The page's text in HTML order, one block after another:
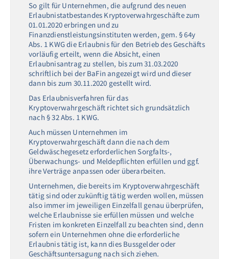
So gilt für Unternehmen, die aufgrund des neuen
Erlaubnistatbestandes Kryptoverwahrgeschäfte zum
01.01.2020 erbringen und zu
Finanzdienstleistungsinstituten werden, gem. § 64y
Abs. 1 KWG die Erlaubnis für den Betrieb des Geschäfts
vorläufig erteilt, wenn die Absicht, einen
Erlaubnisantrag zu stellen, bis zum 31.03.2020
schriftlich bei der BaFin angezeigt wird und dieser
dann bis zum 30.11.2020 gestellt wird.
Das Erlaubnisverfahren für das
Kryptoverwahrgeschäft richtet sich grundsätzlich
nach § 32 Abs. 1 KWG.
Auch müssen Unternehmen im
Kryptoverwahrgeschäft dann die nach dem
Geldwäschegesetz erforderlichen Sorgfalts-,
Überwachungs- und Meldepflichten erfüllen und ggf.
ihre Verträge anpassen oder überarbeiten.
Unternehmen, die bereits im Kryptoverwahrgeschäft
tätig sind oder zukünftig tätig werden wollen, müssen
also immer im jeweiligen Einzelfall genau überprüfen,
welche Erlaubnisse sie erfüllen müssen und welche
Fristen im konkreten Einzelfall zu beachten sind, denn
sofern ein Unternehmen ohne die erforderliche
Erlaubnis tätig ist, kann dies Bussgelder oder
Geschäftsuntersagung nach sich ziehen.